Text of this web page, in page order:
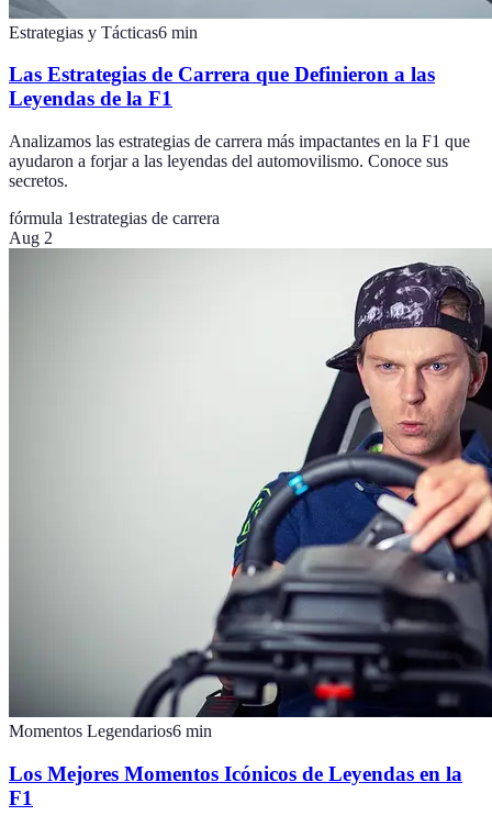
Estrategias y Tácticas6 min
Las Estrategias de Carrera que Definieron a las
Leyendas de la F1
Analizamos las estrategias de carrera más impactantes en la F1 que
ayudaron a forjar a las leyendas del automovilismo. Conoce sus
secretos.
fórmula 1estrategias de carrera
Aug 2
Momentos Legendarios6 min
Los Mejores Momentos Icónicos de Leyendas en la
F1